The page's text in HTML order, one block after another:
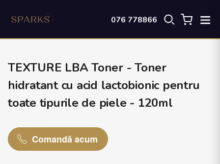
076 778866
TEXTURE LBA Toner - Toner
hidratant cu acid lactobionic pentru
toate tipurile de piele - 120ml
Comandă acum